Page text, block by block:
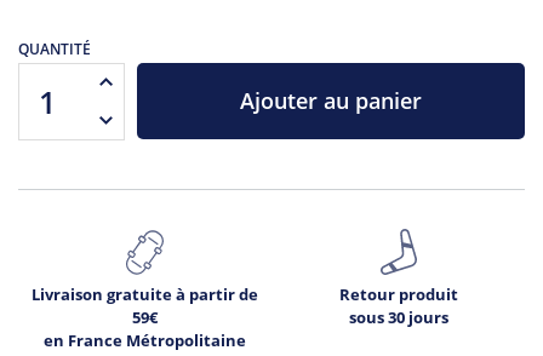
QUANTITÉ
Ajouter au panier
Livraison gratuite à partir de
59€
en France Métropolitaine
Retour produit
sous 30 jours